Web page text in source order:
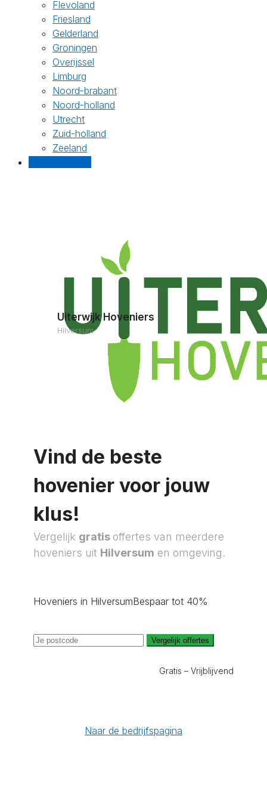
Flevoland
Friesland
Gelderland
Groningen
Overijssel
Limburg
Noord-brabant
Noord-holland
Utrecht
Zuid-holland
Zeeland
Uiterwijk Hoveniers
Hilversum
Vind de beste
hovenier voor jouw
klus!
Vergelijk gratis offertes van meerdere
hoveniers uit Hilversum en omgeving.
Hoveniers in HilversumBespaar tot 40%
Vergelijk offertes
Gratis – Vrijblijvend
Naar de bedrijfspagina